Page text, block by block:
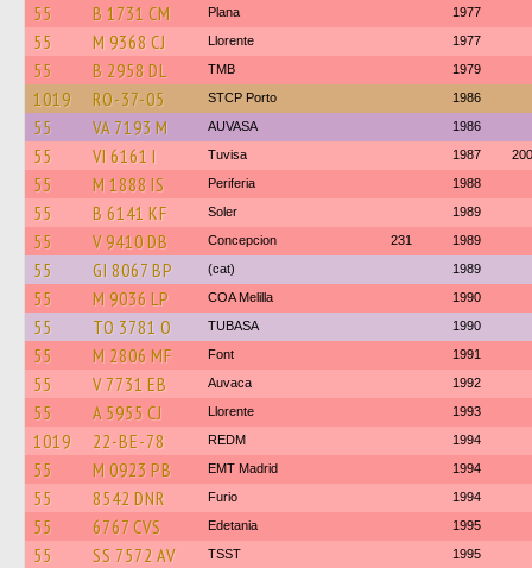
55 B 1731 CM Plana 1977
55 M 9368 CJ Llorente 1977
55 B 2958 DL TMB 1979
1019 RO-37-05 STCP Porto 1986
55 VA 7193 M AUVASA 1986
55 VI 6161 I Tuvisa 1987
55 M 1888 IS Periferia 1988
55 B 6141 KF Soler 1989
55 V 9410 DB Concepcion 231 1989
55 GI 8067 BP (cat) 1989
55 M 9036 LP COA Melilla 1990
55 TO 3781 O TUBASA 1990
55 M 2806 MF Font 1991
55 V 7731 EB Auvaca 1992
55 A 5955 CJ Llorente 1993
1019 22-BE-78 REDM 1994
55 M 0923 PB EMT Madrid 1994
55 8542 DNR Furio 1994
55 6767 CVS Edetania 1995
55 SS 7572 AV TSST 1995